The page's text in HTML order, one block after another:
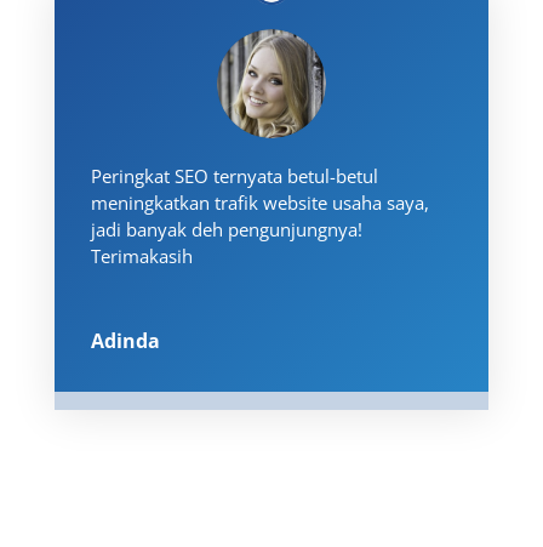
Peringkat SEO ternyata betul-betul
meningkatkan trafik website usaha saya,
jadi banyak deh pengunjungnya!
Terimakasih
Adinda